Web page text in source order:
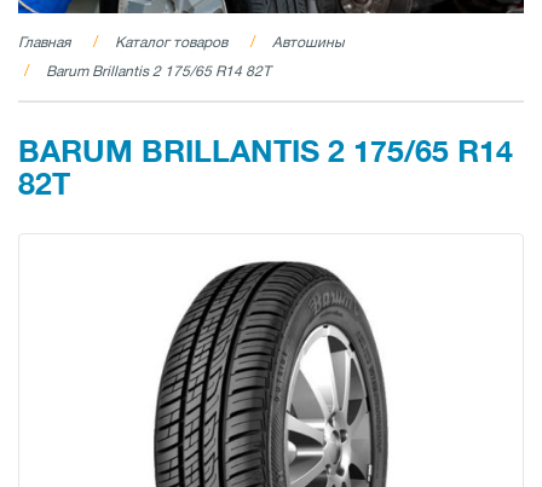
Главная Каталог товаров
Автошины
Barum Brillantis 2 175/65 R14 82T
BARUM BRILLANTIS 2 175/65 R14
82T